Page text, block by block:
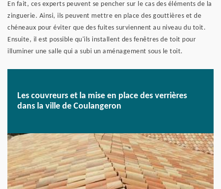
En fait, ces experts peuvent se pencher sur le cas des éléments de la
zinguerie. Ainsi, ils peuvent mettre en place des gouttières et de
chéneaux pour éviter que des fuites surviennent au niveau du toit.
Ensuite, il est possible qu'ils installent des fenêtres de toit pour
illuminer une salle qui a subi un aménagement sous le toit.
Les couvreurs et la mise en place des verrières
dans la ville de Coulangeron